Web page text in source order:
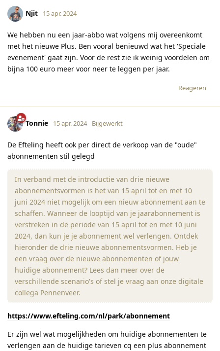
Njit 15 apr. 2024
We hebben nu een jaar-abbo wat volgens mij overeenkomt
met het nieuwe Plus. Ben vooral benieuwd wat het 'Speciale
evenement' gaat zijn. Voor de rest zie ik weinig voordelen om
bijna 100 euro meer voor neer te leggen per jaar.
Reageren
Tonnie 15 apr. 2024 Bijgewerkt
De Efteling heeft ook per direct de verkoop van de "oude"
abonnementen stil gelegd
In verband met de introductie van drie nieuwe
abonnementsvormen is het van 15 april tot en met 10
juni 2024 niet mogelijk om een nieuw abonnement aan te
schaffen. Wanneer de looptijd van je jaarabonnement is
verstreken in de periode van 15 april tot en met 10 juni
2024, dan kun je je abonnement wel verlengen. Ontdek
hieronder de drie nieuwe abonnementsvormen. Heb je
een vraag over de nieuwe abonnementen of jouw
huidige abonnement? Lees dan meer over de
verschillende scenario's of stel je vraag aan onze digitale
collega Pennenveer.
https://www.efteling.com/nl/park/abonnement
Er zijn wel wat mogelijkheden om huidige abonnementen te
verlengen aan de huidige tarieven cq een plus abonnement